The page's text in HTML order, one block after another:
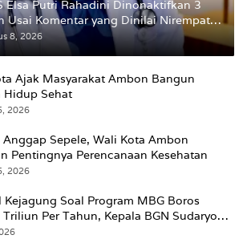
Elsa Putri Rahadini Dinonaktifkan 3
Usai Komentar yang Dinilai Nirempati
BPJS
8, 2026
Ajak Masyarakat Ambon Bangun
Hidup Sehat
2026
Anggap Sepele, Wali Kota Ambon
Pentingnya Perencanaan Kesehatan
2026
Kejagung Soal Program MBG Boros
Per Tahun, Kepala BGN Sudaryono